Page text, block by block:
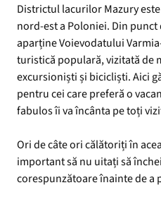
Districtul lacurilor Mazury
nord-est a Poloniei. Din
aparține Voievodatului
turistică populară, vizitată de
excursioniști și bicicliști. Aici
pentru cei care preferă o
fabulos îi va încânta pe toți
Ori de câte ori călătoriți în
important să nu uitați să
corespunzătoare înainte de a